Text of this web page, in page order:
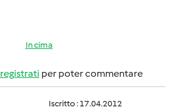
In cima
registrati per poter commentare
Iscritto : 17.04.2012